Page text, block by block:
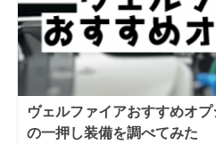
ヴェルファイアおすすめオ
の一押し装備を調べてみた